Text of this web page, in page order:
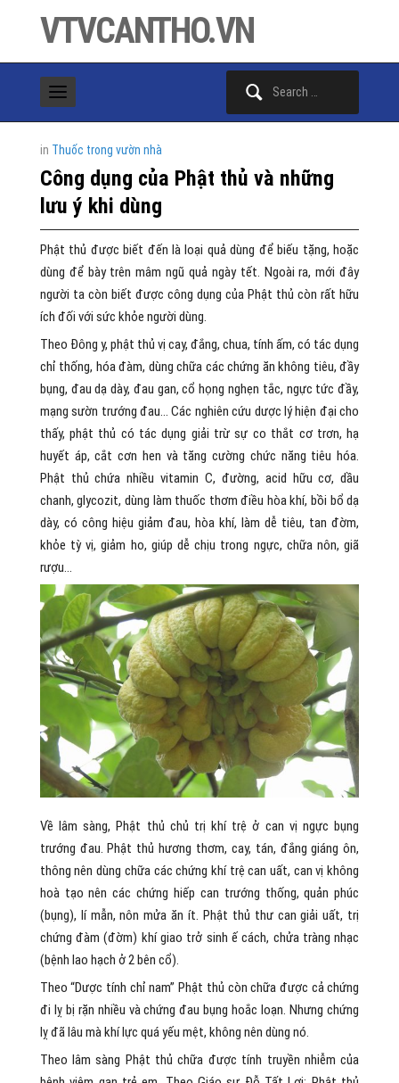
VTVCANTHO.VN
in Thuốc trong vườn nhà
Công dụng của Phật thủ và những
lưu ý khi dùng
Phật thủ được biết đến là loại quả dùng để biếu tặng, hoặc
dùng để bày trên mâm ngũ quả ngày tết. Ngoài ra, mới đây
người ta còn biết được công dụng của Phật thủ còn rất hữu
ích đối với sức khỏe người dùng.
Theo Đông y, phật thủ vị cay, đắng, chua, tính ấm, có tác dụng
chỉ thống, hóa đàm, dùng chữa các chứng ăn không tiêu, đầy
bụng, đau dạ dày, đau gan, cổ họng nghẹn tắc, ngực tức đầy,
mạng sườn trướng đau… Các nghiên cứu dược lý hiện đại cho
thấy, phật thủ có tác dụng giải trừ sự co thắt cơ trơn, hạ
huyết áp, cắt cơn hen và tăng cường chức năng tiêu hóa.
Phật thủ chứa nhiều vitamin C, đường, acid hữu cơ, dầu
chanh, glycozit, dùng làm thuốc thơm điều hòa khí, bồi bổ dạ
dày, có công hiệu giảm đau, hòa khí, làm dễ tiêu, tan đờm,
khỏe tỳ vị, giảm ho, giúp dễ chịu trong ngực, chữa nôn, giã
rượu…
Về lâm sàng, Phật thủ chủ trị khí trệ ở can vị ngực bụng
trướng đau. Phật thủ hương thơm, cay, tán, đắng giáng ôn,
thông nên dùng chữa các chứng khí trệ can uất, can vị không
hoà tạo nên các chứng hiếp can trướng thống, quản phúc
(bụng), lí mẫn, nôn mửa ăn ít. Phật thủ thư can giải uất, trị
chứng đàm (đờm) khí giao trở sinh ế cách, chửa tràng nhạc
(bệnh lao hạch ở 2 bên cổ).
Theo “Dược tính chỉ nam” Phật thủ còn chữa được cả chứng
đi lỵ bị rặn nhiều và chứng đau bụng hoắc loạn. Nhưng chứng
lỵ đã lâu mà khí lực quá yếu mệt, không nên dùng nó.
Theo lâm sàng Phật thủ chữa được tính truyền nhiễm của